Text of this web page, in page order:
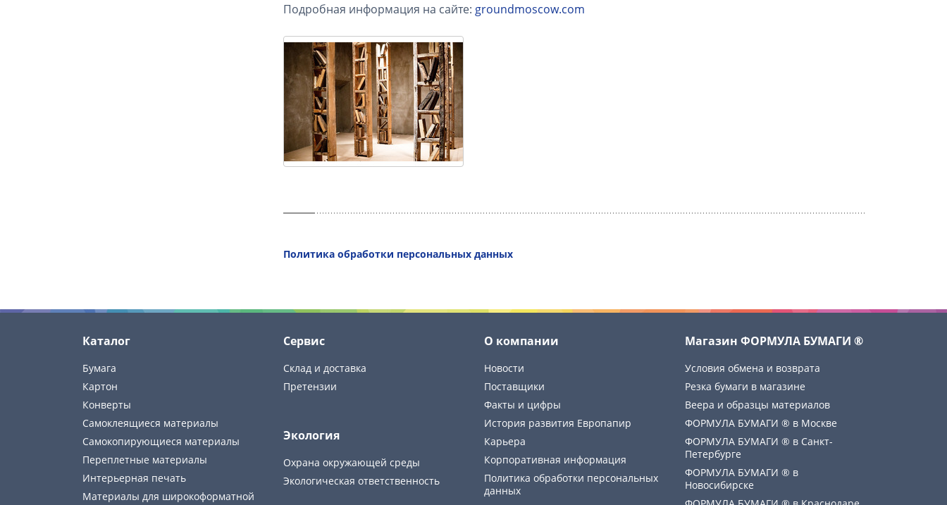
Подробная информация на сайте: groundmoscow.com
Политика обработки персональных данных
Каталог
Бумага
Картон
Конверты
Самоклеящиеся материалы
Самокопирующиеся материалы
Переплетные материалы
Интерьерная печать
Материалы для широкоформатной
Сервис
Склад и доставка
Претензии
Экология
Охрана окружающей среды
Экологическая ответственность
О компании
Новости
Поставщики
Факты и цифры
История развития Европапир
Карьера
Корпоративная информация
Политика обработки персональных
данных
Магазин ФОРМУЛА БУМАГИ ®
Условия обмена и возврата
Резка бумаги в магазине
Веера и образцы материалов
ФОРМУЛА БУМАГИ ® в Москве
ФОРМУЛА БУМАГИ ® в Санкт-
Петербурге
ФОРМУЛА БУМАГИ ® в
Новосибирске